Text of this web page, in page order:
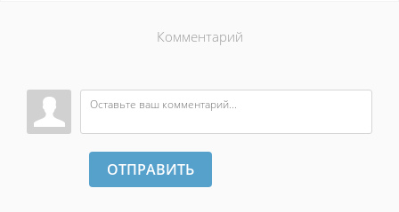
Комментарий
ОТПРАВИТЬ